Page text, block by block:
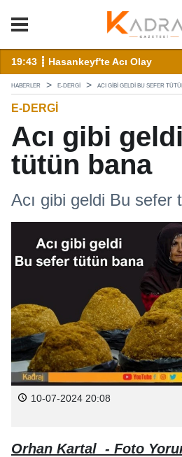
19:43 ┋ Hasankeyf'te Acı Olay
HABERLER E-DERGI ACI GIBI GELDI BU SEFER
E-DERGI
Acı gibi
tütün bana
Acı gibi geldi Bu sefer
10-07-2024 20:08
Orhan Kartal - Foto